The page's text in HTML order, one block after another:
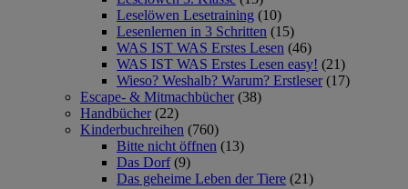
Leselöwen Lesetraining (10)
Lesenlernen in 3 Schritten (15)
WAS IST WAS Erstes Lesen (46)
WAS IST WAS Erstes Lesen easy! (21)
Wieso? Weshalb? Warum? Erstleser (17)
Escape- & Mitmachbücher (38)
Handbücher (22)
Kinderbuchreihen (760)
Bitte nicht öffnen (13)
Das Dorf (9)
Das geheime Leben der Tiere (21)